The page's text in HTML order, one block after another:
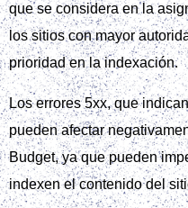
que se considera en la
los sitios con mayor
prioridad en la indexación.
Los errores 5xx, que
pueden afectar
Budget, ya que pueden
indexen el contenido del